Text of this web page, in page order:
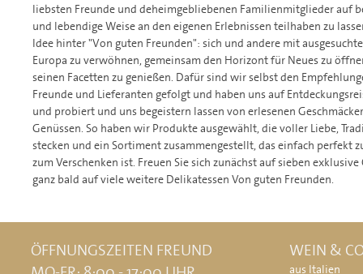
liebsten Freunde und deheimgebliebenen Familienmitglieder auf
und lebendige Weise an den eigenen Erlebnissen teilhaben zu
Idee hinter "Von guten Freunden": sich und andere mit
Europa zu verwöhnen, gemeinsam den Horizont für Neues zu
seinen Facetten zu genießen. Dafür sind wir selbst den
Freunde und Lieferanten gefolgt und haben uns auf
und probiert und uns begeistern lassen von erlesenen
Genüssen. So haben wir Produkte ausgewählt, die voller Liebe,
stecken und ein Sortiment zusammengestellt, das einfach perfekt
zum Verschenken ist. Freuen Sie sich zunächst auf sieben
ganz bald auf viele weitere Delikatessen Von guten Freunden.
ÖFFNUNGSZEITEN FREUND
WEIN &
aus Italien